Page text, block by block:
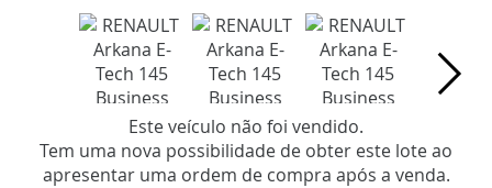
Este veículo não foi vendido.
Tem uma nova possibilidade de obter este lote ao
apresentar uma ordem de compra após a venda.